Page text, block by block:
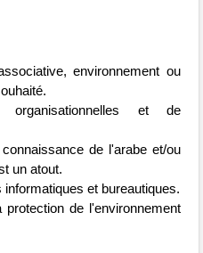
environnement ou
organisationnelles et de
de l'arabe et/ou
un atout.
et bureautiques.
protection de l'environnement